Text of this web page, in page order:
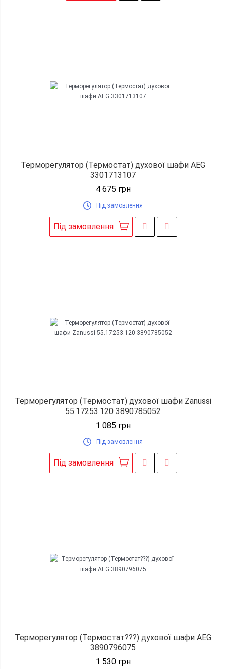
Терморегулятор (Термостат) духової шафи AEG
3301713107
4 675 грн
Під замовлення
Під замовлення
Терморегулятор (Термостат) духової шафи Zanussi
55.17253.120 3890785052
1 085 грн
Під замовлення
Під замовлення
Терморегулятор (Термостат???) духової шафи AEG
3890796075
1 530грн